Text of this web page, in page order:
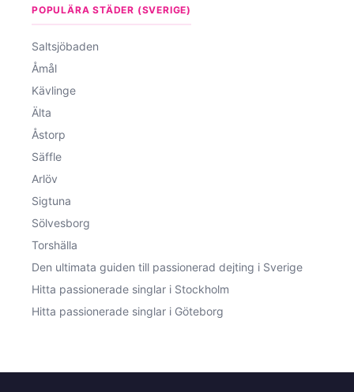
POPULÄRA STÄDER (SVERIGE)
Saltsjöbaden
Åmål
Kävlinge
Älta
Åstorp
Säffle
Arlöv
Sigtuna
Sölvesborg
Torshälla
Den ultimata guiden till passionerad dejting i Sverige
Hitta passionerade singlar i Stockholm
Hitta passionerade singlar i Göteborg